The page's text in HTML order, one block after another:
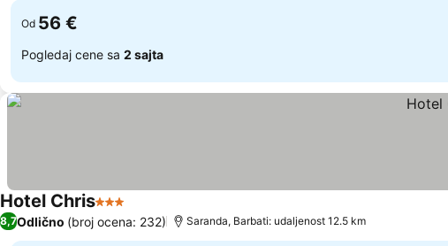
Od 56 €
Pogledaj cene sa 2 sajta
Hotel Chris3 ZvezdicePogledaj cene
8,7Odlično (broj ocena: 232) Saranda, Barbati: udaljenost 12.5 km